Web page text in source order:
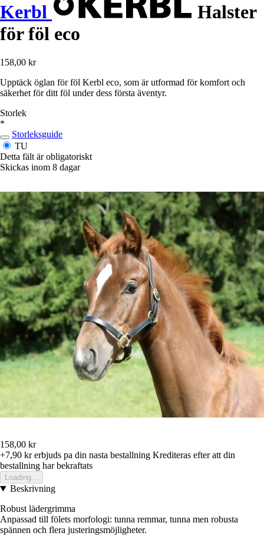
Kerbl
Halster
för föl eco
158,00 kr
Upptäck öglan för föl Kerbl eco, som är utformad för komfort och
säkerhet för ditt föl under dess första äventyr.
Storlek
*
Storleksguide
TU
Detta fält är obligatoriskt
Skickas inom 8 dagar
158,00 kr
+7,90 krerbjuds pa din nasta bestallning Krediteras efter att din
bestallning har bekraftats
Loading...
Beskrivning
Robust lädergrimma
Anpassad till fölets morfologi: tunna remmar, tunna men robusta
spännen och flera justeringsmöjligheter.